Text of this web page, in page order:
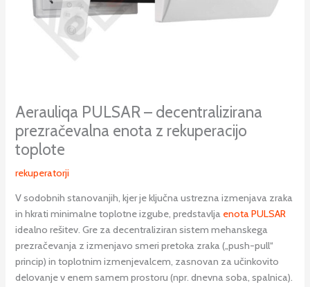
Aerauliqa PULSAR – decentralizirana
prezračevalna enota z rekuperacijo
toplote
rekuperatorji
V sodobnih stanovanjih, kjer je ključna ustrezna izmenjava zraka
in hkrati minimalne toplotne izgube, predstavlja enota PULSAR
idealno rešitev. Gre za decentraliziran sistem mehanskega
prezračevanja z izmenjavo smeri pretoka zraka („push-pull“
princip) in toplotnim izmenjevalcem, zasnovan za učinkovito
delovanje v enem samem prostoru (npr. dnevna soba, spalnica).